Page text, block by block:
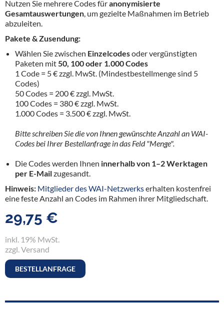
Nutzen Sie mehrere Codes füranonymisierte
Gesamtauswertungen, um gezielte Maßnahmen im Betrieb
abzuleiten.
Pakete & Zusendung:
Wählen Sie zwischen Einzelcodesoder vergünstigten
Paketen mit50, 100 oder 1.000 Codes
1 Code = 5 € zzgl. MwSt. (Mindestbestellmenge sind 5
Codes)
50 Codes = 200 € zzgl. MwSt.
100 Codes = 380 € zzgl. MwSt.
1.000 Codes = 3.500 € zzgl. MwSt.
Bitte schreiben Sie die von Ihnen gewünschte Anzahl an WAI-
Codes bei Ihrer Bestellanfrage in das Feld "Menge".
Die Codes werden Ihnen innerhalb von 1–2 Werktagen
per E-Mailzugesandt.
Hinweis: Mitglieder des WAI-Netzwerkserhalten kostenfrei
eine feste Anzahl an Codes im Rahmen ihrer Mitgliedschaft.
29,75 €
inkl. 19% MwSt.
zzgl. Versand
BESTELLANFRAGE